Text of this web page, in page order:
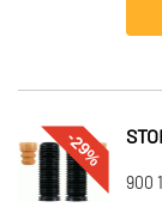
-29%
900